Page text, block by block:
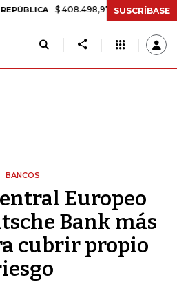
$ 408.498,97 +$ 8.753,81 +2,19%
SUSCRÍBASE
BANCOS
Europeo
Bank más
cubrir propio